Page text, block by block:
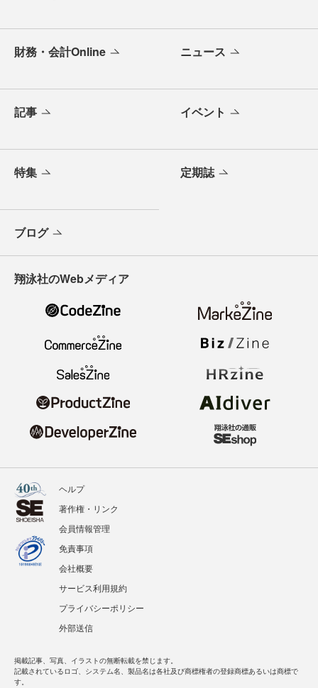
財務・会計Online ニュース
記事 イベント
特集 定期誌
ブログ
翔泳社のWebメディア
ヘルプ
著作権・リンク
会員情報管理
免責事項
会社概要
サービス利用規約
プライバシーポリシー
外部送信
掲載記事、写真、イラストの無断転載を禁じます。
記載されているロゴ、システム名、製品名は各社及び商標権者の登録商標あるいは商標で
す。